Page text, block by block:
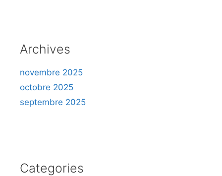
Archives
novembre 2025
octobre 2025
septembre 2025
Categories